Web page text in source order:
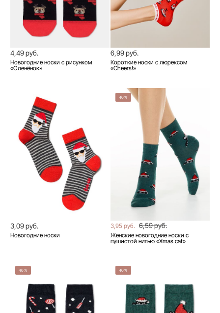
4,49 руб.
Новогодние носки с рисунком
«Оленёнок»
6,99 руб.
Короткие носки c люрексом
«Cheers!»
3,09 руб.
Новогодние носки
40%
3,95 руб. 6,59 руб.
Женские новогодние носки с
пушистой нитью «Xmas cat»
40% 40%